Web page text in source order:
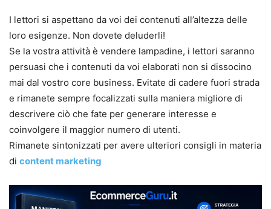
I lettori si aspettano da voi dei contenuti all’altezza delle
loro esigenze. Non dovete deluderli!
Se la vostra attività è vendere lampadine, i lettori saranno
persuasi che i contenuti da voi elaborati non si dissocino
mai dal vostro core business. Evitate di cadere fuori strada
e rimanete sempre focalizzati sulla maniera migliore di
descrivere ciò che fate per generare interesse e
coinvolgere il maggior numero di utenti.
Rimanete sintonizzati per avere ulteriori consigli in materia
di content marketing